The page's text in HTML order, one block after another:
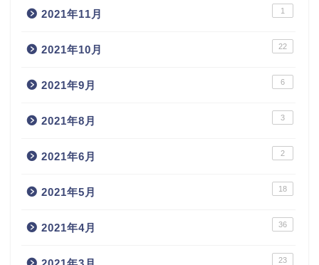
2021年11月 1
2021年10月 22
2021年9月 6
2021年8月 3
2021年6月 2
2021年5月 18
2021年4月 36
23